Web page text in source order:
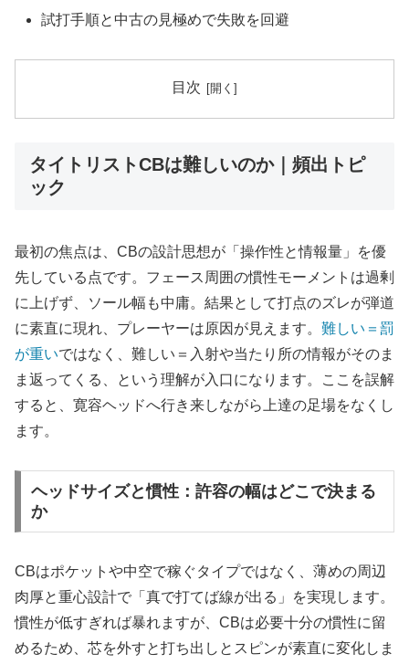
試打手順と中古の見極めで失敗を回避
目次
タイトリストCBは難しいのか｜頻出トピ
ック
最初の焦点は、CBの設計思想が「操作性と情報量」を優
先している点です。フェース周囲の慣性モーメントは過剰
に上げず、ソール幅も中庸。結果として打点のズレが弾道
に素直に現れ、プレーヤーは原因が見えます。 難しい＝罰
が重いではなく、難しい＝入射や当たり所の情報がそのま
ま返ってくる、という理解が入口になります。ここを誤解
すると、寛容ヘッドへ行き来しながら上達の足場をなくし
ます。
ヘッドサイズと慣性：許容の幅はどこで決まる
か
CBはポケットや中空で稼ぐタイプではなく、薄めの周辺
肉厚と重心設計で「真で打てば線が出る」を実現します。
慣性が低すぎれば暴れますが、CBは必要十分の慣性に留
めるため、芯を外すと打ち出しとスピンが素直に変化しま